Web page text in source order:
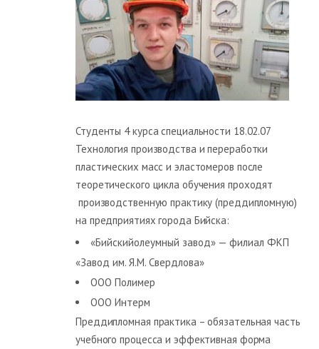
Студенты 4 курса специальности 18.02.07
Технология производства и переработки
пластических масс и эластомеров после
теоретического цикла обучения проходят
производственную практику (преддипломную)
на предприятиях города Бийска:
«Бийскийолеумный завод» — филиал ФКП
«Завод им. Я.М. Свердлова»
ООО Полимер
ООО Интерм
Преддипломная практика – обязательная часть
учебного процесса и эффективная форма